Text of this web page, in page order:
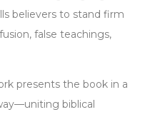
believers to stand firm
false teachings,
presents the book in a
biblical